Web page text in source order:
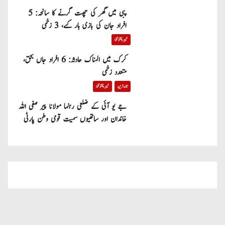
پبی میں گھر کی چھت گرنے کا سانحہ: 5
افراد جان کی بازی ہار گئے، 3 زخمی
خیبر پختونخوا
کرک میں المناک حادثہ: 6 افراد جاں بحق،
متعدد زخمی
تازہ ترین خیبر پختونخوا
جے یو آئی کے ضلعی رہنما مولانا پیر صفی اللہ
خاندان اور ساتھیوں سمیت قومی وطن پارٹی